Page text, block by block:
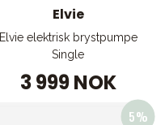
Elvie
Elvie elektrisk brystpumpe
Single
3 999 NOK